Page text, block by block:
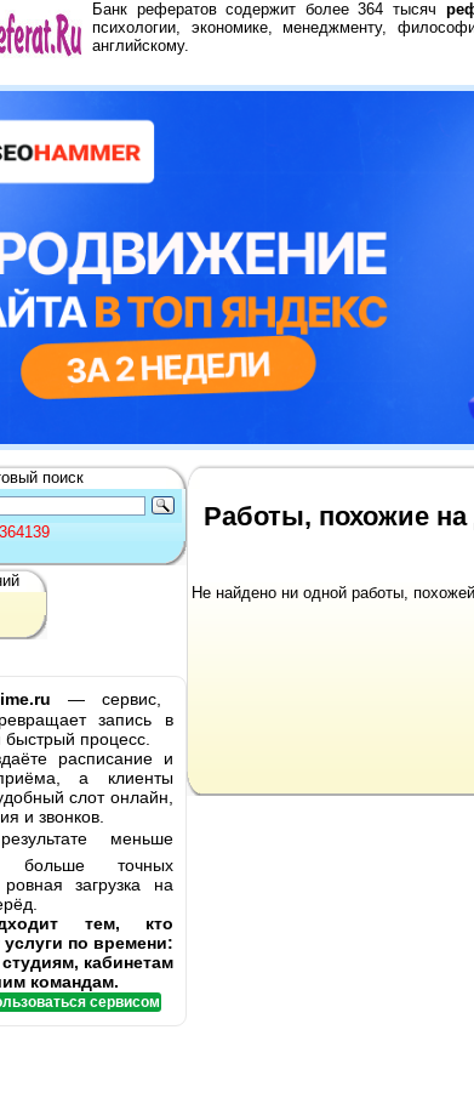
Банк рефератов содержит более 364 тысяч
психологии, экономике, менеджменту,
английскому.
поиск
364139
— сервис,
запись в
процесс.
расписание и
а клиенты
слот онлайн,
и звонков.
меньше
больше точных
загрузка на
тем, кто
услуги по времени:
кабинетам
командам.
сервисом
Работы, похожие
Не найдено ни одной работы,